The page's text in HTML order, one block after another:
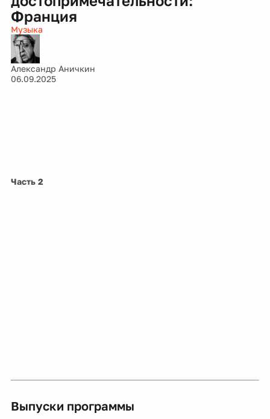
Франция
Музыка
Александр Аничкин
06.09.2025
Часть 2
Выпуски программы